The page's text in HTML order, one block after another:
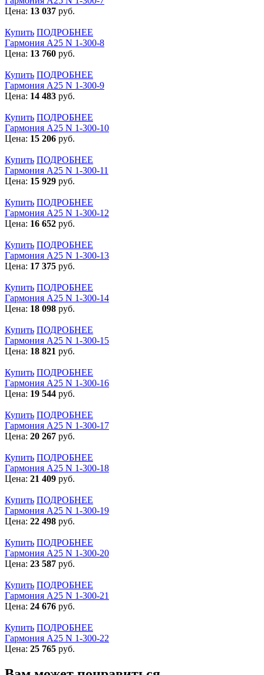
Цена: 13 037 руб.
Купить ПОДРОБНЕЕ
Гармония А25 N 1-300-8
Цена: 13 760 руб.
Купить ПОДРОБНЕЕ
Гармония А25 N 1-300-9
Цена: 14 483 руб.
Купить ПОДРОБНЕЕ
Гармония А25 N 1-300-10
Цена: 15 206 руб.
Купить ПОДРОБНЕЕ
Гармония А25 N 1-300-11
Цена: 15 929 руб.
Купить ПОДРОБНЕЕ
Гармония А25 N 1-300-12
Цена: 16 652 руб.
Купить ПОДРОБНЕЕ
Гармония А25 N 1-300-13
Цена: 17 375 руб.
Купить ПОДРОБНЕЕ
Гармония А25 N 1-300-14
Цена: 18 098 руб.
Купить ПОДРОБНЕЕ
Гармония А25 N 1-300-15
Цена: 18 821 руб.
Купить ПОДРОБНЕЕ
Гармония А25 N 1-300-16
Цена: 19 544 руб.
Купить ПОДРОБНЕЕ
Гармония А25 N 1-300-17
Цена: 20 267 руб.
Купить ПОДРОБНЕЕ
Гармония А25 N 1-300-18
Цена: 21 409 руб.
Купить ПОДРОБНЕЕ
Гармония А25 N 1-300-19
Цена: 22 498 руб.
Купить ПОДРОБНЕЕ
Гармония А25 N 1-300-20
Цена: 23 587 руб.
Купить ПОДРОБНЕЕ
Гармония А25 N 1-300-21
Цена: 24 676 руб.
Купить ПОДРОБНЕЕ
Гармония А25 N 1-300-22
Цена: 25 765 руб.